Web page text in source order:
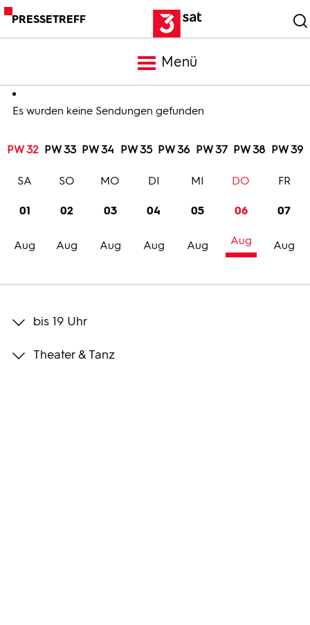
PRESSETREFF
Menü
Meldungen
Programm
Trailer
Bilder
Es wurden keine Sendungen gefunden
PW 32 PW 33 PW 34 PW 35 PW 36 PW 37 PW 38 PW 39
01
Aug
SA
02
Aug
SO
03
Aug
MO
04
Aug
DI
05
Aug
MI
06
Aug
DO
07
Aug
FR
bis 19 Uhr
Theater & Tanz